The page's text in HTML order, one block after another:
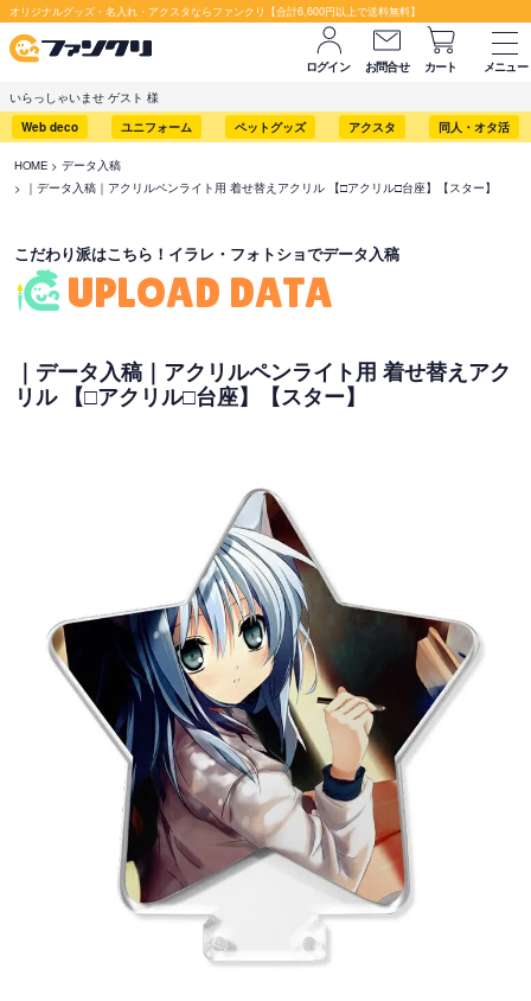
オリジナルグッズ・名入れ・アクスタならファンクリ【合計6,600円以上で送料無料】
ログイン お問合せ カート
メニュー
いらっしゃいませ ゲスト 様
Web deco
ユニフォーム ペットグッズ アクスタ 同人・オタ活
HOME
データ入稿
｜データ入稿｜アクリルペンライト用 着せ替えアクリル 【□アクリル□台座】【スター】
こだわり派はこちら！イラレ・フォトショでデータ入稿
UPLOAD DATA
｜データ入稿｜アクリルペンライト用 着せ替えアク
リル 【□アクリル□台座】【スター】